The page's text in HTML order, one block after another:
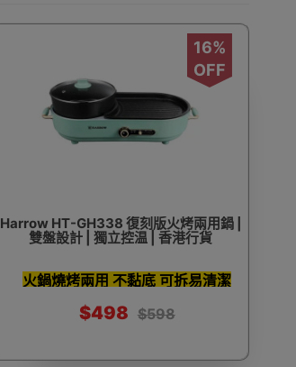
16%
OFF
Harrow HT-GH338 復刻版火烤兩用鍋 |
雙盤設計 | 獨立控温 | 香港行貨
火鍋燒烤兩用 不黏底 可拆易清潔
$498 $598